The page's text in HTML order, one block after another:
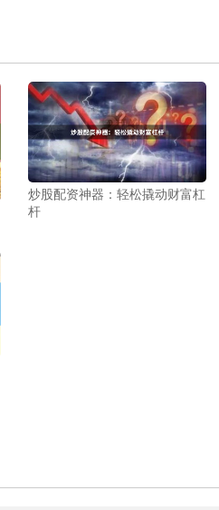
炒股配资神器：轻松撬动财富杠
杆